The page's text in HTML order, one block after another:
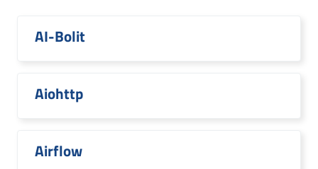
AI-Bolit
Aiohttp
Airflow